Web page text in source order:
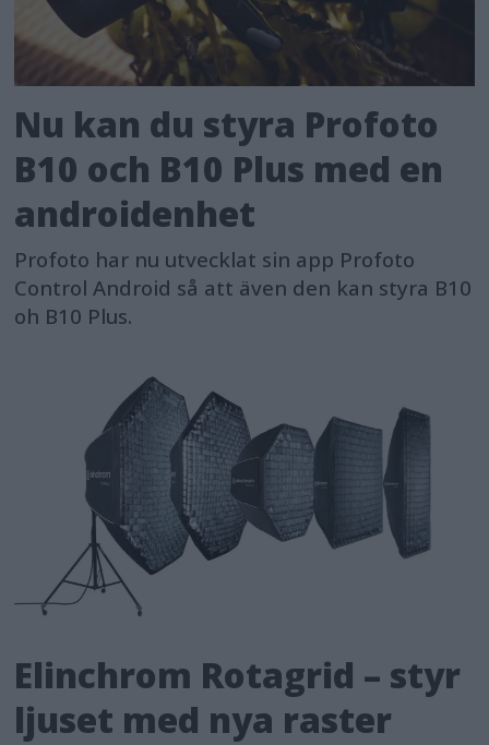
Nu kan du styra Profoto
B10 och B10 Plus med en
androidenhet
Profoto har nu utvecklat sin app Profoto
Control Android så att även den kan styra B10
oh B10 Plus.
Elinchrom Rotagrid – styr
ljuset med nya raster